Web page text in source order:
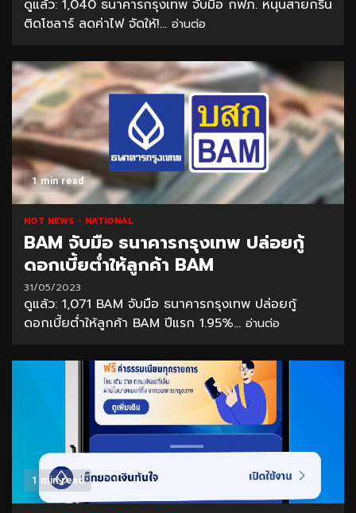
ดูแล้ว: 1,040 ธนาคารกรุงเทพ จับมือ กฟภ. หนุนสายกรีน
ติดโซลาร์ ลดค่าไฟ จัดให้!... อ่านต่อ
1 min read
HOT NEWS NATIONAL
BAM จับมือ ธนาคารกรุงเทพ ปล่อยกู้
ดอกเบี้ยต่ำให้ลูกค้า BAM
31/05/2023
ดูแล้ว: 1,071 BAM จับมือ ธนาคารกรุงเทพ ปล่อยกู้
ดอกเบี้ยต่ำให้ลูกค้า BAM ปีแรก 1.95%... อ่านต่อ
1 min read